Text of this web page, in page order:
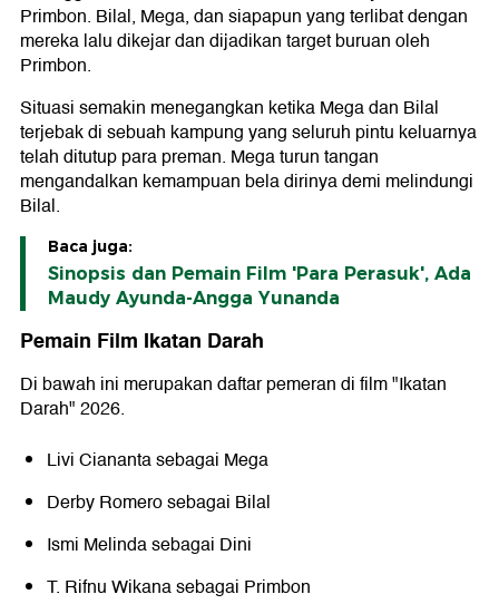
Primbon. Bilal, Mega, dan siapapun yang terlibat dengan
mereka lalu dikejar dan dijadikan target buruan oleh
Primbon.
Situasi semakin menegangkan ketika Mega dan Bilal
terjebak di sebuah kampung yang seluruh pintu keluarnya
telah ditutup para preman. Mega turun tangan
mengandalkan kemampuan bela dirinya demi melindungi
Bilal.
Baca juga:
Sinopsis dan Pemain Film 'Para Perasuk', Ada
Maudy Ayunda-Angga Yunanda
Pemain Film Ikatan Darah
Di bawah ini merupakan daftar pemeran di film "Ikatan
Darah" 2026.
Livi Ciananta sebagai Mega
Derby Romero sebagai Bilal
Ismi Melinda sebagai Dini
T. Rifnu Wikana sebagai Primbon